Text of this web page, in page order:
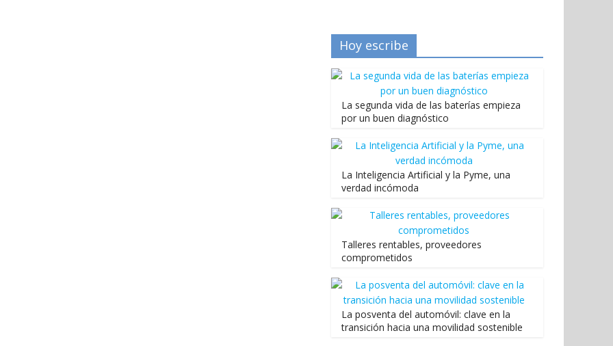
Hoy escribe
La segunda vida de las baterías empieza
por un buen diagnóstico
La Inteligencia Artificial y la Pyme, una
verdad incómoda
Talleres rentables, proveedores
comprometidos
La posventa del automóvil: clave en la
transición hacia una movilidad sostenible